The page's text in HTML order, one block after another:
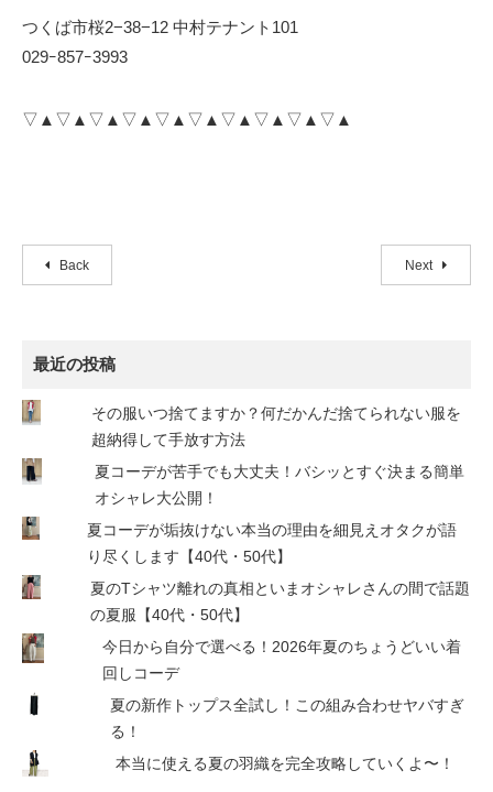
つくば市桜2−38−12 中村テナント101
029ｰ857ｰ3993
▽▲▽▲▽▲▽▲▽▲▽▲▽▲▽▲▽▲▽▲
Back Next
最近の投稿
その服いつ捨てますか？何だかんだ捨てられない服を
超納得して手放す方法
夏コーデが苦手でも大丈夫！バシッとすぐ決まる簡単
オシャレ大公開！
夏コーデが垢抜けない本当の理由を細見えオタクが語
り尽くします【40代・50代】
夏のTシャツ離れの真相といまオシャレさんの間で話題
の夏服【40代・50代】
今日から自分で選べる！2026年夏のちょうどいい着
回しコーデ
夏の新作トップス全試し！この組み合わせヤバすぎ
る！
本当に使える夏の羽織を完全攻略していくよ〜！